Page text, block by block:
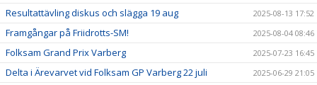
Resultattävling diskus och slägga 19 aug 2025-08-13 17:52
Framgångar på Friidrotts-SM! 2025-08-04 08:46
Folksam Grand Prix Varberg 2025-07-23 16:45
Delta i Ärevarvet vid Folksam GP Varberg 22 juli 2025-06-29 21:05